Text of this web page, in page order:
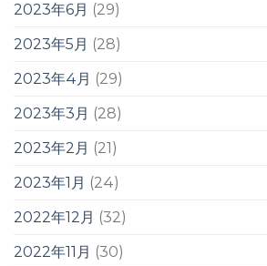
2023年6月 (29)
2023年5月 (28)
2023年4月 (29)
2023年3月 (28)
2023年2月 (21)
2023年1月 (24)
2022年12月 (32)
2022年11月 (30)